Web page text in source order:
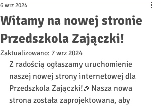
Witamy na nowej stronie
Przedszkola Zajączki!
6 wrz 2024
Zaktualizowano: 7 wrz 2024
Z radością ogłaszamy uruchomienie
naszej nowej strony internetowej dla
Przedszkola Zajączki!🎉Nasza nowa
strona została zaprojektowana, aby